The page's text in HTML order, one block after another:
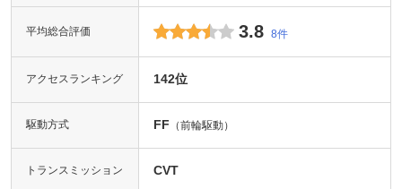
平均総合評価 3.8 8件
アクセスランキング 142位
駆動方式 FF （前輪駆動）
トランスミッション CVT